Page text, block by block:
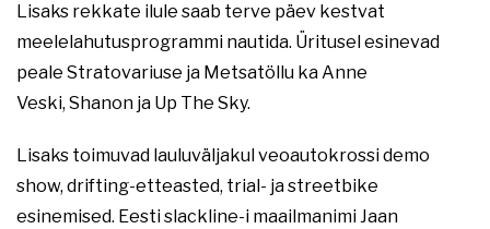
Lisaks rekkate ilule saab terve päev kestvat
meelelahutusprogrammi nautida. Üritusel esinevad
peale Stratovariuse ja Metsatöllu ka Anne
Veski, Shanon ja Up The Sky.
Lisaks toimuvad lauluväljakul veoautokrossi demo
show, drifting-etteasted, trial- ja streetbike
esinemised. Eesti slackline-i maailmanimi Jaan